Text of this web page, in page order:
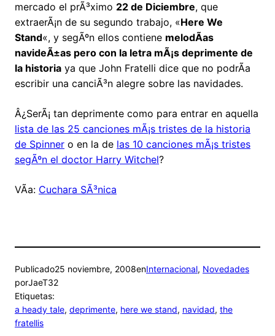
mercado el prÃ³ximo 22 de Diciembre, que
extraerÃ¡n de su segundo trabajo, «Here We
Stand«, y segÃºn ellos contiene melodÃ­as
navideÃ±as pero con la letra mÃ¡s deprimente de
la historia ya que John Fratelli dice que no podrÃ­a
escribir una canciÃ³n alegre sobre las navidades.
Â¿SerÃ¡ tan deprimente como para entrar en aquella
lista de las 25 canciones mÃ¡s tristes de la historia
de Spinner o en la de las 10 canciones mÃ¡s tristes
segÃºn el doctor Harry Witchel?
VÃ­a: Cuchara SÃ³nica
Publicado25 noviembre, 2008enInternacional, Novedades
porJaeT32
Etiquetas:
a heady tale, deprimente, here we stand, navidad, the
fratellis